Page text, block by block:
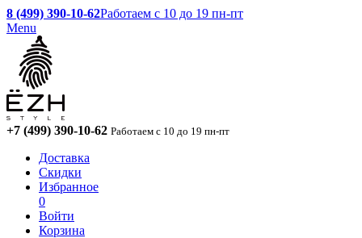
8 (499) 390-10-62Работаем с 10 до 19 пн-пт
Menu
+7 (499) 390-10-62 Работаем с 10 до 19 пн-пт
Доставка
Скидки
Избранное
0
Войти
Корзина